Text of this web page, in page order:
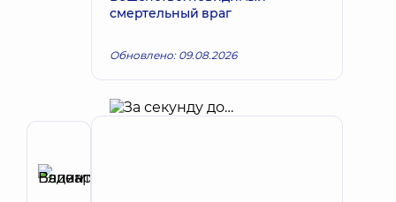
смертельный враг
Обновлено: 09.08.2026